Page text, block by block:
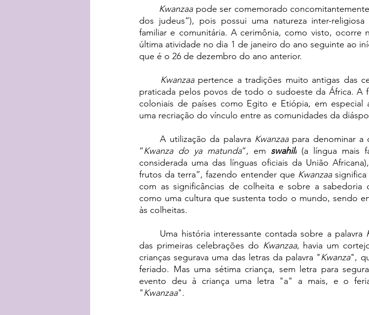
Kwanzaa pode ser comemorado
dos judeus”), pois possui uma natureza inter-
familiar e comunitária. A cerimônia, como visto, ocorre
última atividade no dia 1 de janeiro do ano seguinte ao
que é o 26 de dezembro do ano anterior.
Kwanzaa pertence a tradições muito antigas das
praticada pelos povos de todo o sudoeste da África. A
coloniais de países como Egito e Etiópia, em especial
uma recriação do vínculo entre as comunidades da
A utilização da palavra Kwanzaa para denominar a
“Kwanza do ya matunda”, em swahili (a língua mais
considerada uma das línguas oficiais da União
frutos da terra”, fazendo entender que Kwanzaa significa
com as significâncias de colheita e sobre a sabedoria
como uma cultura que sustenta todo o mundo, sendo
às colheitas.
Uma história interessante contada sobre a palavra
das primeiras celebrações do Kwanzaa, havia um
crianças segurava uma das letras da palavra "Kwanza",
feriado. Mas uma sétima criança, sem letra para
evento deu à criança uma letra "a" a mais, e o
"Kwanzaa".